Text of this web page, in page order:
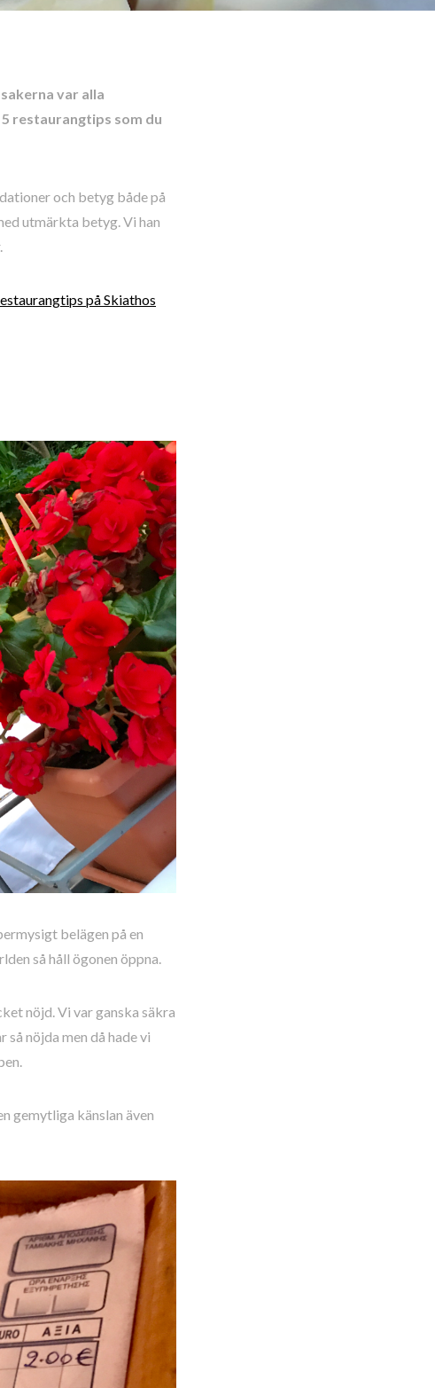
var alla
restaurangtips som du
och betyg både på
utmärkta betyg. Vi han
på Skiathos
belägen på en
så håll ögonen öppna.
nöjd. Vi var ganska säkra
nöjda men då hade vi
gemytliga känslan även